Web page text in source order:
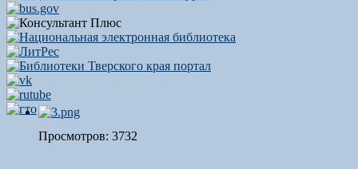
Просмотров: 3732